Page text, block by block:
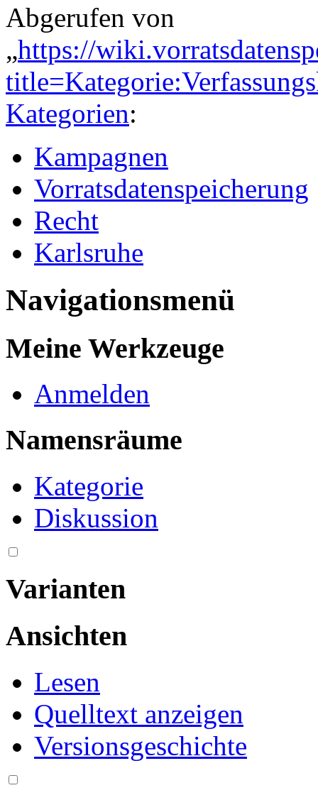
Abgerufen von
„https://
Kategorien:
Kampagnen
Vorratsdatenspeicherung
Recht
Karlsruhe
Navigationsmenü
Meine Werkzeuge
Anmelden
Namensräume
Kategorie
Diskussion
Varianten
Ansichten
Lesen
Quelltext anzeigen
Versionsgeschichte